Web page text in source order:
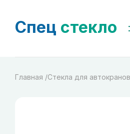
Спец стекло
Главная /Стекла для